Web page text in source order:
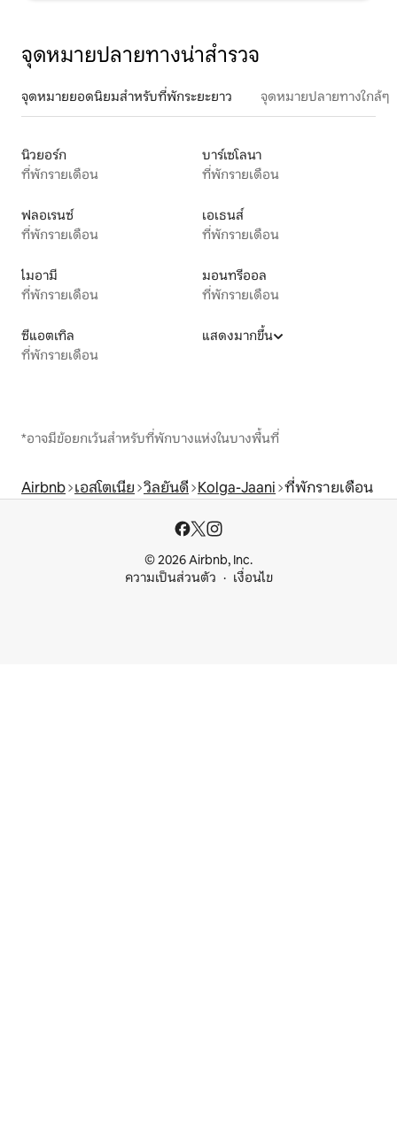
จุดหมายปลายทางน่าสำรวจ
จุดหมายยอดนิยมสำหรับที่พักระยะยาว จุดหมายปลายทางใกล้ๆ
นิวยอร์ก
ที่พักรายเดือน
บาร์เซโลนา
ที่พักรายเดือน
ฟลอเรนซ์
ที่พักรายเดือน
เอเธนส์
ที่พักรายเดือน
ไมอามี
ที่พักรายเดือน
มอนทรีออล
ที่พักรายเดือน
ซีแอตเทิล
ที่พักรายเดือน
แสดงมากขึ้น
*อาจมีข้อยกเว้นสำหรับที่พักบางแห่งในบางพื้นที่
Airbnb เอสโตเนีย วิลยันดี Kolga-Jaani ที่พักรายเดือน
© 2026 Airbnb, Inc.
ความเป็นส่วนตัว
เงื่อนไข